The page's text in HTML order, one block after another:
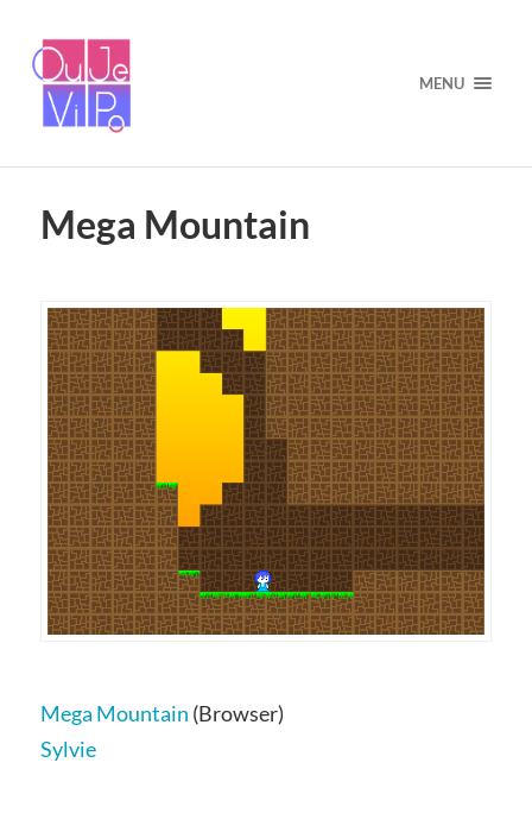
MENU
Mega Mountain
Mega Mountain (Browser)
Sylvie